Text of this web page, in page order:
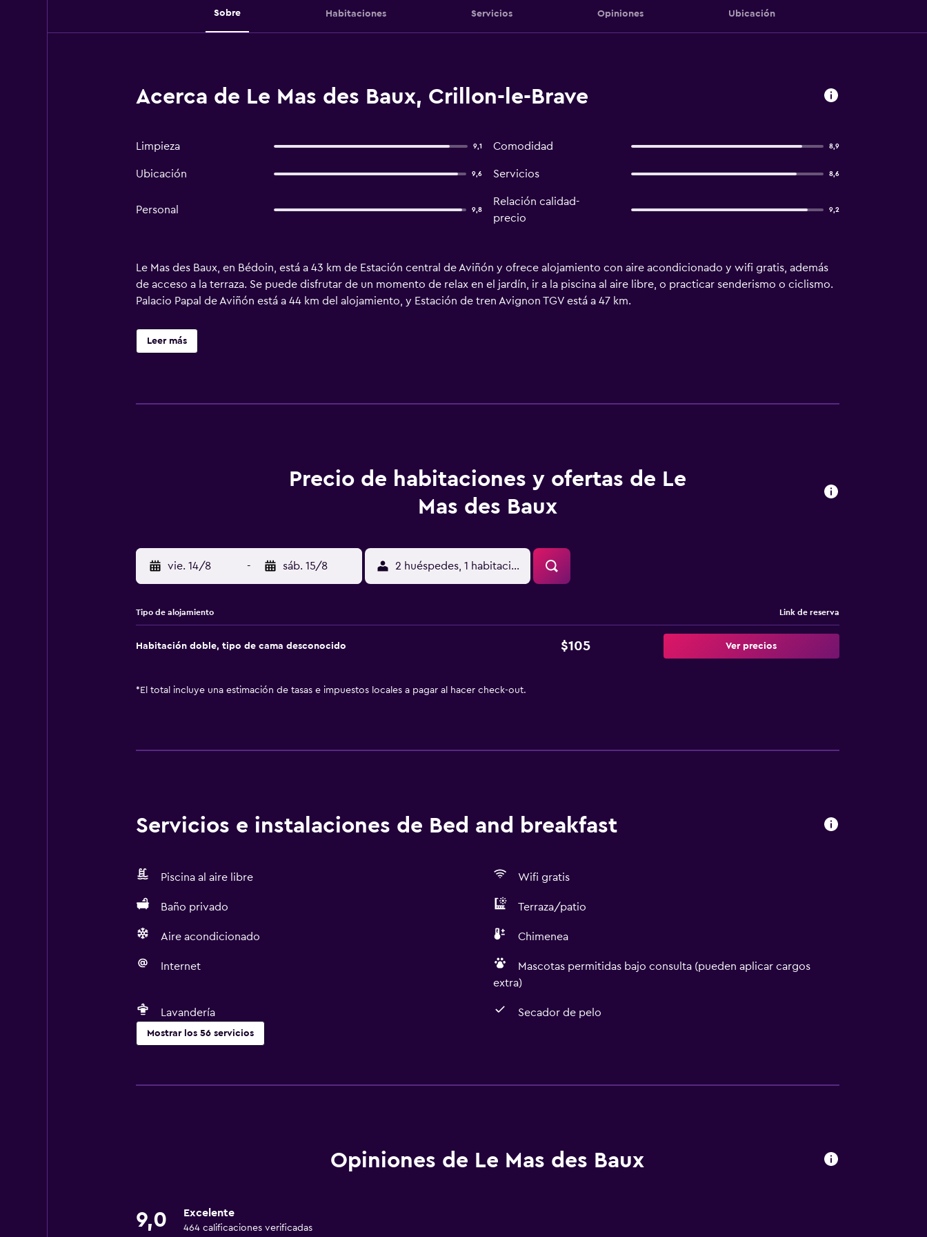
Sobre Habitaciones Servicios Opiniones Ubicación
Acerca de Le Mas des Baux, Crillon-le-Brave
Limpieza 9,1 Comodidad 8,9
Ubicación 9,6 Servicios 8,6
Personal 9,8
Relación calidad-
precio
9,2
Le Mas des Baux, en Bédoin, está a 43 km de Estación central de Aviñón y ofrece alojamiento con aire acondicionado y wifi gratis, además
de acceso a la terraza. Se puede disfrutar de un momento de relax en el jardín, ir a la piscina al aire libre, o practicar senderismo o ciclismo.
Palacio Papal de Aviñón está a 44 km del alojamiento, y Estación de tren Avignon TGV está a 47 km.
Leer más
Precio de habitaciones y ofertas de Le
Mas des Baux
vie. 14/8 - sáb. 15/8 2 huéspedes, 1 habitación
Tipo de alojamiento Link de reserva
Habitación doble, tipo de cama desconocido $105 Ver precios
* El total incluye una estimación de tasas e impuestos locales a pagar al hacer check-out.
Servicios e instalaciones de Bed and breakfast
Piscina al aire libre Wifi gratis
Baño privado Terraza/patio
Aire acondicionado Chimenea
Internet
Mascotas permitidas bajo consulta (pueden aplicar cargos
extra)
Lavandería Secador de pelo
Mostrar los 56 servicios
Wifi gratis
Champú
Ducha
Secador de pelo
Opiniones de Le Mas des Baux
9,0 Excelente
464 calificaciones verificadas